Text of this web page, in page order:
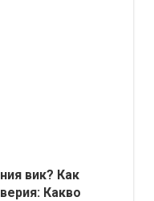
вик? Как
Какво